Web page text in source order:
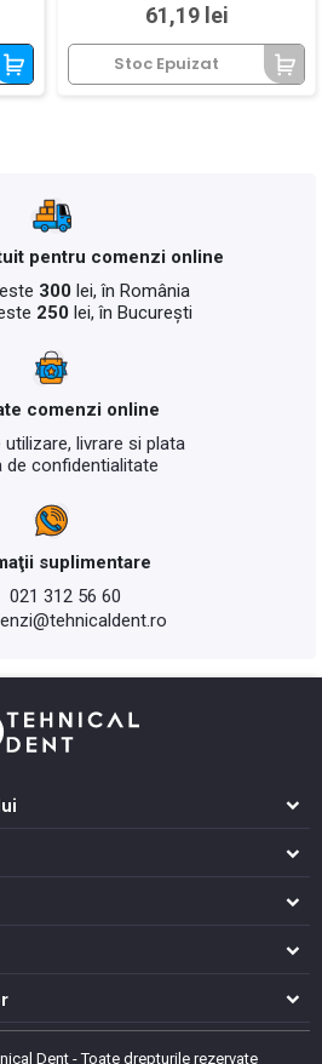
Pret
61,19 lei
Stoc Epuizat
pentru comenzi online
300lei, în România
250lei, în București
comenzi online
utilizare, livrare si plata
de confidentialitate
suplimentare
021 312 56 60
Dent - Toate drepturile rezervate